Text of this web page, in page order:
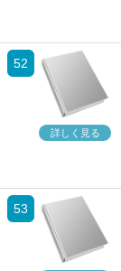
52
詳しく見る
53